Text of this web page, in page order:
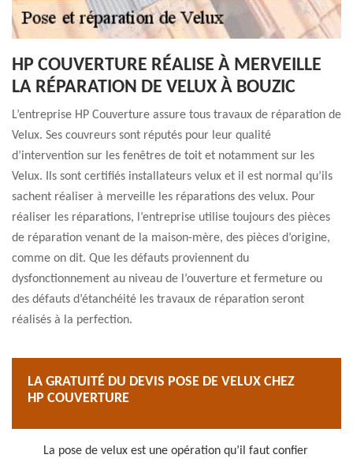
HP COUVERTURE RÉALISE À MERVEILLE
LA RÉPARATION DE VELUX À BOUZIC
L’entreprise HP Couverture assure tous travaux de réparation de
Velux. Ses couvreurs sont réputés pour leur qualité
d’intervention sur les fenêtres de toit et notamment sur les
Velux. Ils sont certifiés installateurs velux et il est normal qu’ils
sachent réaliser à merveille les réparations des velux. Pour
réaliser les réparations, l’entreprise utilise toujours des pièces
de réparation venant de la maison-mère, des pièces d’origine,
comme on dit. Que les défauts proviennent du
dysfonctionnement au niveau de l’ouverture et fermeture ou
des défauts d’étanchéité les travaux de réparation seront
réalisés à la perfection.
LA GRATUITÉ DU DEVIS POSE DE VELUX CHEZ
HP COUVERTURE
La pose de velux est une opération qu’il faut confier